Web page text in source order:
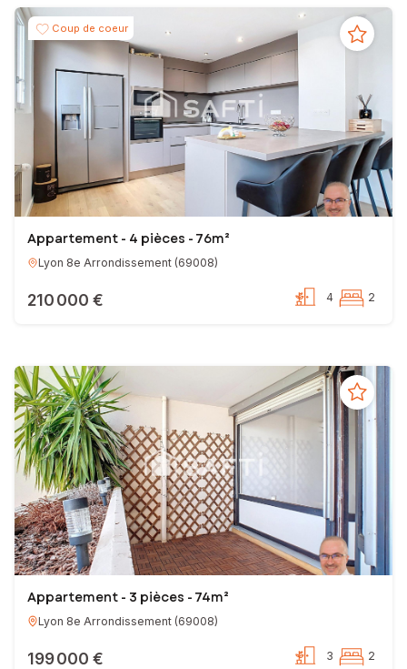
Coup de coeur
Appartement - 4 pièces - 76m²
Lyon 8e Arrondissement (69008)
210 000 € 4 2
Appartement - 3 pièces - 74m²
Lyon 8e Arrondissement (69008)
199 000 € 3 2